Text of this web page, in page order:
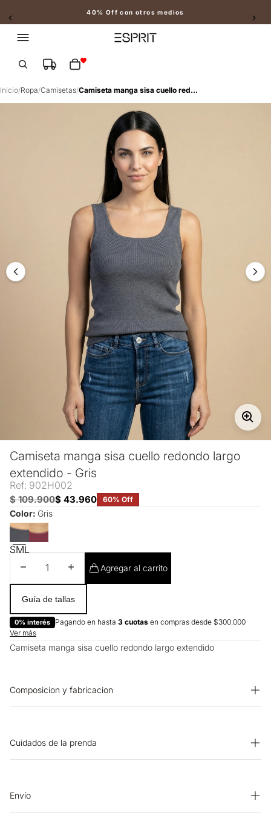
40% Off con otros medios
Slide 2 of 2
Inicio/Ropa/Camisetas/ Camiseta manga sisa cuello redondo largo extendido - Gris
Camiseta manga sisa cuello redondo largo
extendido - Gris
Ref: 902H002
$ 109.900$ 43.960 60% Off
Color: Gris
SML
Disminuir cantidadAumentar cantidad
Agregar al carrito
Guía de tallas
0% interés Pagando en hasta 3 cuotas en compras desde $300.000
Ver más
Camiseta manga sisa cuello redondo largo extendido
Composicion y fabricacion
Cuidados de la prenda
BLANQUEADO: No usar blanqueador. CUIDADO TEXTIL
Envío